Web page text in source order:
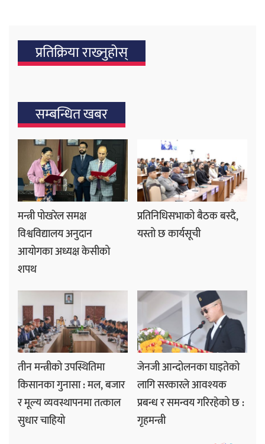
प्रतिक्रिया राख्‍नुहोस्
सम्बन्धित खबर
मन्त्री पोखरेल समक्ष
विश्वविद्यालय अनुदान
आयोगका अध्यक्ष केसीको
शपथ
प्रतिनिधिसभाको बैठक बस्दै,
यस्तो छ कार्यसूची
तीन मन्त्रीको उपस्थितिमा
किसानका गुनासा : मल, बजार
र मूल्य व्यवस्थापनमा तत्काल
सुधार चाहियो
जेनजी आन्दोलनका घाइतेको
लागि सरकारले आवश्यक
प्रबन्ध र समन्वय गरिरहेको छ :
गृहमन्त्री